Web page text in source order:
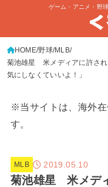
ゲーム・アニメ・野
HOME 野球 MLB
菊池雄星 米メディアに許され
気にしなくていいよ！」
※当サイトは、海外在
す。
MLB 2019.05.10
菊池雄星 米メデ